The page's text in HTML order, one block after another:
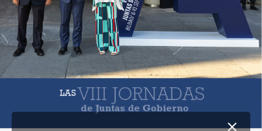
VIII JORNADAS
de Juntas de Gobierno
LAS